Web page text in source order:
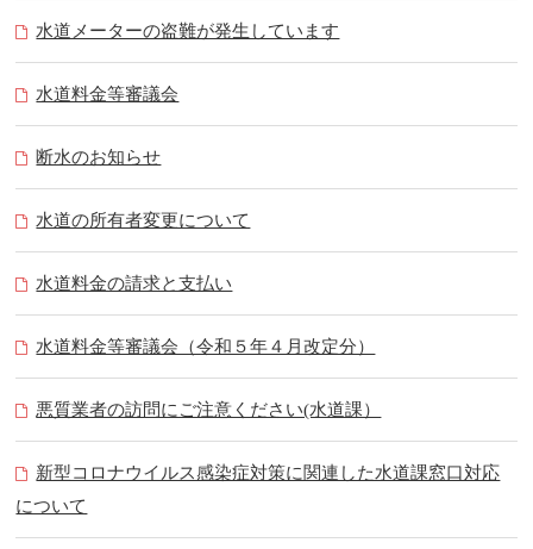
水道メーターの盗難が発生しています
水道料金等審議会
断水のお知らせ
水道の所有者変更について
水道料金の請求と支払い
水道料金等審議会（令和５年４月改定分）
悪質業者の訪問にご注意ください(水道課）
新型コロナウイルス感染症対策に関連した水道課窓口対応
について